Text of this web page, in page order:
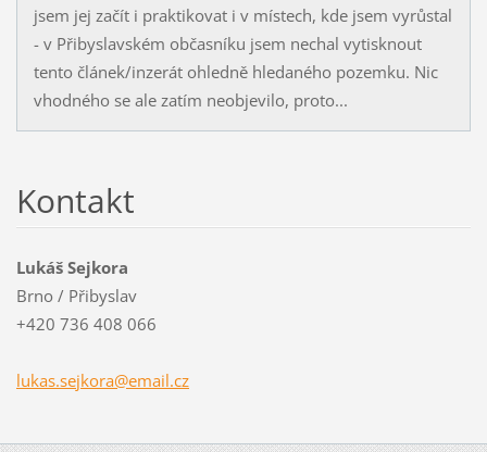
jsem jej začít i praktikovat i v místech, kde jsem vyrůstal
- v Přibyslavském občasníku jsem nechal vytisknout
tento článek/inzerát ohledně hledaného pozemku. Nic
vhodného se ale zatím neobjevilo, proto...
Kontakt
Lukáš Sejkora
Brno / Přibyslav
+420 736 408 066
lukas.sejkora@email.cz